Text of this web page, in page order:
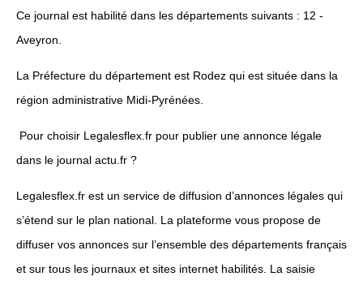
Ce journal est habilité dans les départements suivants : 12 -
Aveyron.
La Préfecture du département est Rodez qui est située dans la
région administrative Midi-Pyrénées.
Pour choisir Legalesflex.fr pour publier une annonce légale
dans le journal actu.fr ?
Legalesflex.fr est un service de diffusion d’annonces légales qui
s’étend sur le plan national. La plateforme vous propose de
diffuser vos annonces sur l’ensemble des départements français
et sur tous les journaux et sites internet habilités. La saisie